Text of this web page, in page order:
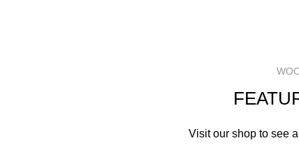
Visit our shop to see